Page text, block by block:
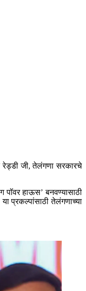
रेड्डी जी, तेलंगणा सरकारचे
हाऊस’ बनवण्यासाठी
प्रकल्पांसाठी तेलंगणाच्या